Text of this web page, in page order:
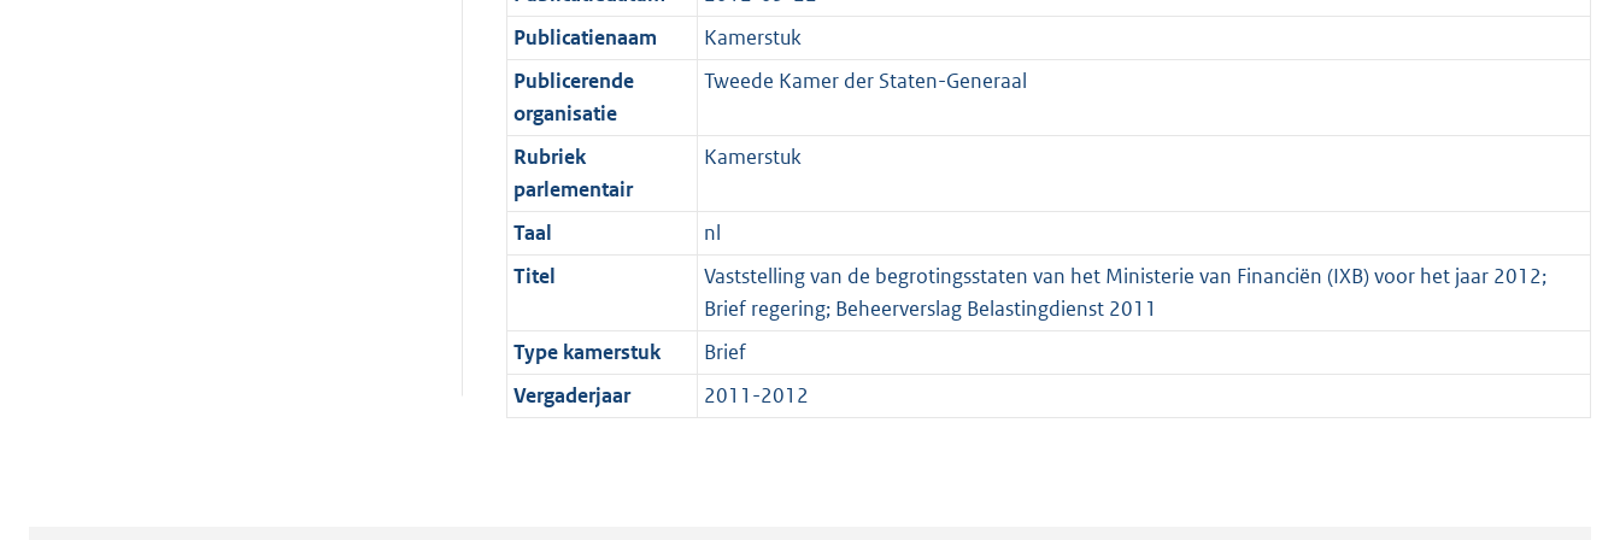
Publicatienaam
Kamerstuk
Publicerende
organisatie
Tweede Kamer der Staten-Generaal
Rubriek
parlementair
Kamerstuk
Taal
nl
Titel
Vaststelling van de begrotingsstaten van het Ministerie van Financiën (IXB) voor het jaar 2012;
Brief regering; Beheerverslag Belastingdienst 2011
Type kamerstuk
Brief
Vergaderjaar
2011-2012